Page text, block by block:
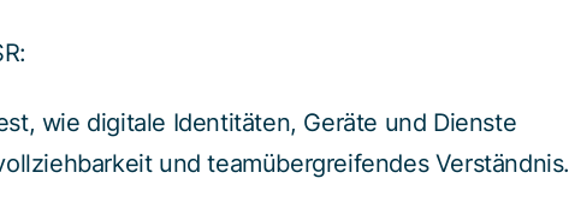
wie digitale Identitäten, Geräte und Dienste
und teamübergreifendes Verständnis.